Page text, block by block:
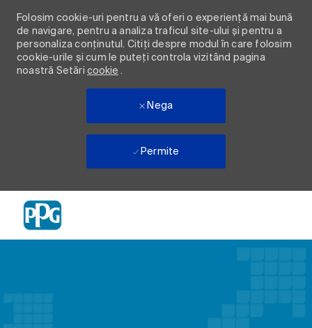
Folosim cookie-uri pentru a vă oferi o experiență mai bună
de navigare, pentru a analiza traficul site-ului și pentru a
personaliza conținutul. Citiți despre modul în care folosim
cookie-urile și cum le puteți controla vizitând pagina
noastră Setări cookie .
Nega
Permite